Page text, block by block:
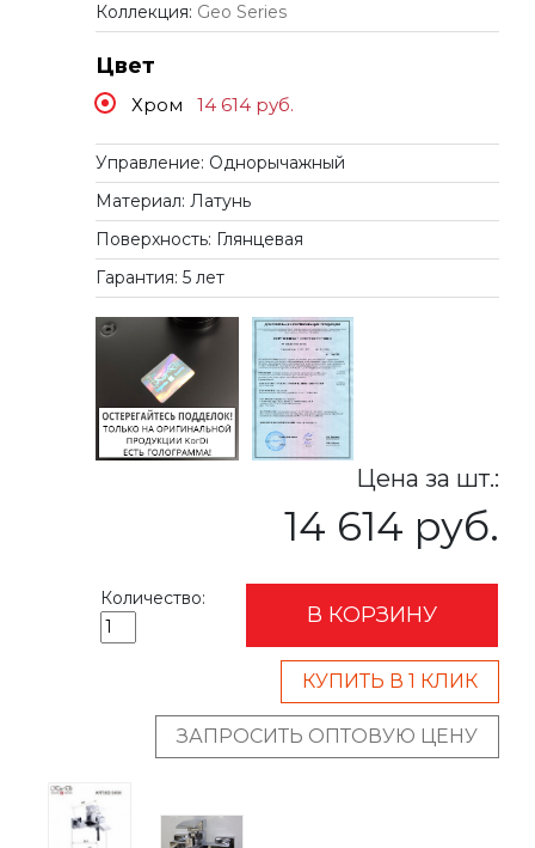
Коллекция: Geo Series
Цвет
Хром 14 614 руб.
Управление: Однорычажный
Материал: Латунь
Поверхность: Глянцевая
Гарантия: 5 лет
Цена за шт.:
14 614 руб.
Количество:
В КОРЗИНУ
КУПИТЬ В 1 КЛИК
ЗАПРОСИТЬ ОПТОВУЮ ЦЕНУ